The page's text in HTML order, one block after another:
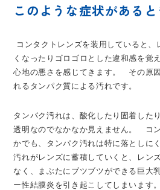
このような症状があると
コンタクトレンズを装用していると、
くなったりゴロゴロとした違和感を覚
心地の悪さを感じてきます。 その原
れるタンパク質による汚れです。
タンパク汚れは、酸化したり固着した
透明なのでなかなか見えません。 コ
かでも、タンパク汚れは特に落としに
汚れがレンズに蓄積していくと、レン
なく、まぶたにブツブツができる巨大
ー性結膜炎を引き起こしてしまいます。